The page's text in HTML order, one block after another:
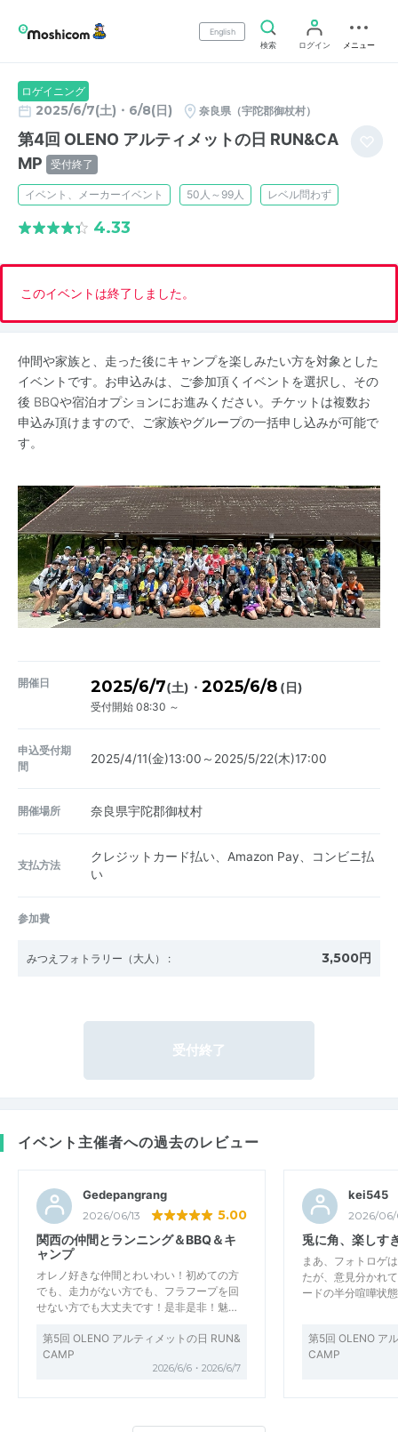
English
検索
ログイン メニュー
ロゲイニング
2025/6/7(土)・6/8(日) 奈良県（宇陀郡御杖村）
第4回 OLENO アルティメットの日 RUN&CA
MP
受付終了
イベント、メーカーイベント 50人～99人 レベル問わず
4.33
このイベントは終了しました。
仲間や家族と、走った後にキャンプを楽しみたい方を対象とした
イベントです。お申込みは、ご参加頂くイベントを選択し、その
後 BBQや宿泊オプションにお進みください。チケットは複数お
申込み頂けますので、ご家族やグループの一括申し込みが可能で
す。
開催日 2025/6/7(土) ・ 2025/6/8(日)
受付開始 08:30 ～
申込受付期
間
2025/4/11(金)13:00～2025/5/22(木)17:00
開催場所 奈良県宇陀郡御杖村
支払方法
クレジットカード払い、Amazon Pay、コンビニ払
い
参加費
みつえフォトラリー（大人） : 3,500円
受付終了
イベント主催者への過去のレビュー
Gedepangrang
2026/06/13 5.00
関西の仲間とランニング＆BBQ＆キ
ャンプ
オレノ好きな仲間とわいわい！初めての方
でも、走力がない方でも、フラフープを回
せない方でも大丈夫です！是非是非！魅…
第5回 OLENO アルティメットの日 RUN&
CAMP
2026/6/6・2026/6/7
kei545
2026/
兎に角、楽しす
まあ、フォトロゲ
たが、意見分かれ
ードの半分喧嘩状
第5回 OLENO ア
CAMP